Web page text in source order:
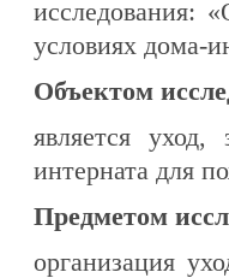
исследования:
условиях дома-
Объектом
является
интерната для
Предметом
организация